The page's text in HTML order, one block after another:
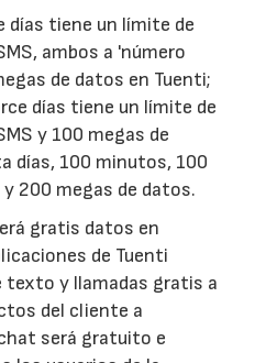
días tiene un límite de
ambos a 'número
de datos en Tuenti;
días tiene un límite de
y 100 megas de
días, 100 minutos, 100
200 megas de datos.
gratis datos en
de Tuenti
texto y llamadas gratis a
del cliente a
será gratuito e